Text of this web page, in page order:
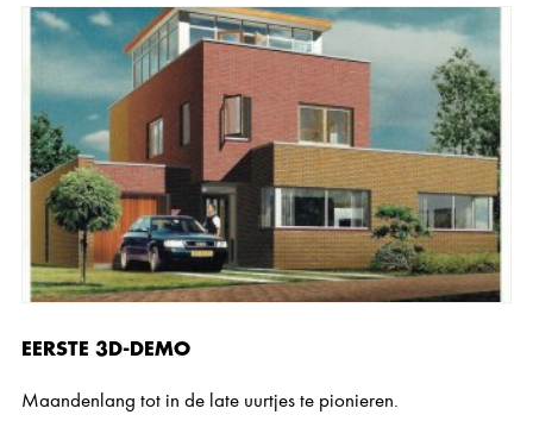
EERSTE 3D-DEMO
Maandenlang tot in de late uurtjes te pionieren.